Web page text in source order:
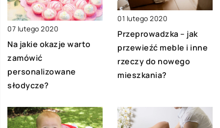
07 lutego 2020
Na jakie okazje warto
zamówić
personalizowane
słodycze?
01 lutego 2020
Przeprowadzka – jak
przewieźć meble i inne
rzeczy do nowego
mieszkania?